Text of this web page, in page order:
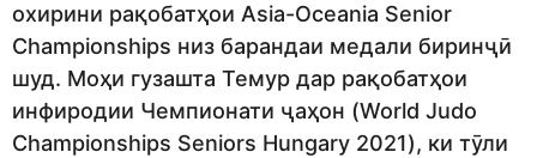
охирини рақобатҳои Asia-Oceania Senior
Championships низ барандаи медали биринҷӣ
шуд. Моҳи гузашта Темур дар рақобатҳои
инфиродии Чемпионати ҷаҳон (World Judo
Championships Seniors Hungary 2021), ки тӯли